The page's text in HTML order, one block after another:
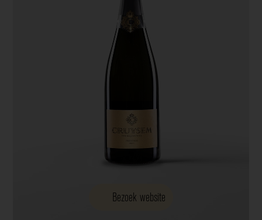
Bezoek website